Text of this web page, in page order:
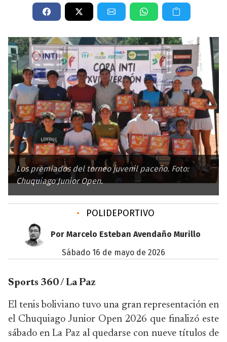
Los premiados del torneo juvenil paceño. Foto:
Chuquiago Junior Open.
• POLIDEPORTIVO
Por Marcelo Esteban Avendaño Murillo
sábado 16 de mayo de 2026
Sports 360 / La Paz
El tenis boliviano tuvo una gran representación en
el Chuquiago Junior Open 2026 que finalizó este
sábado en La Paz al quedarse con nueve títulos de